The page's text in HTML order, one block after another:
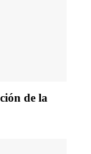
de la